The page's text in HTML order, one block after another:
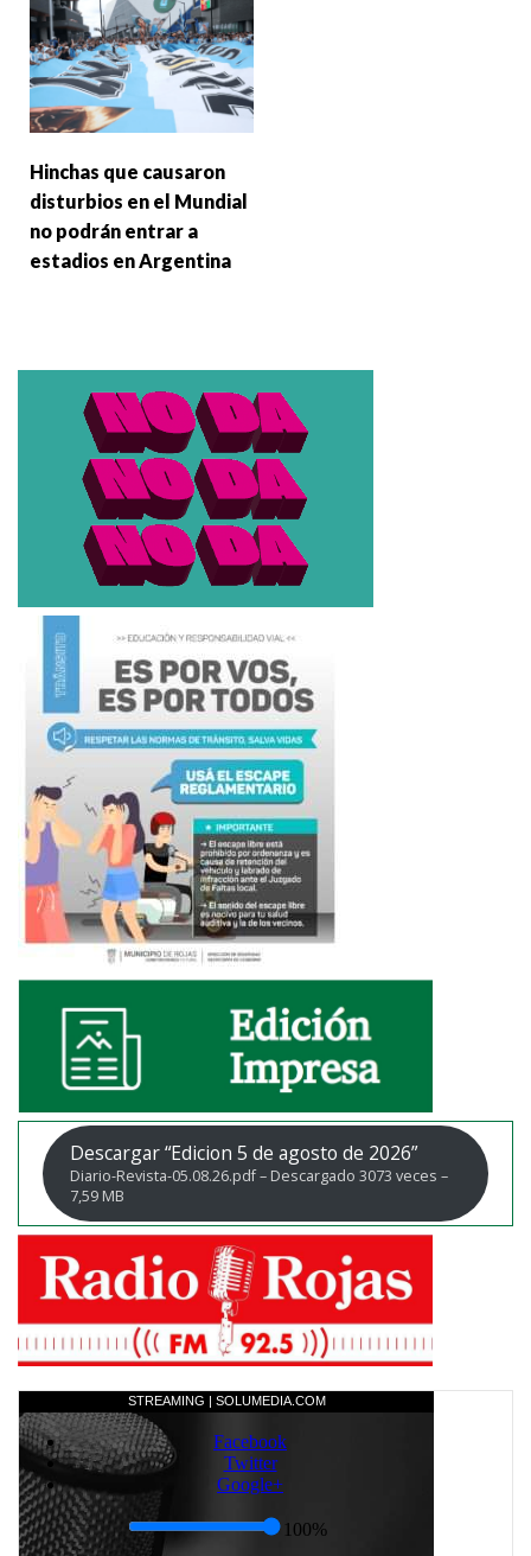
Hinchas que causaron
disturbios en el Mundial
no podrán entrar a
estadios en Argentina
Descargar “Edicion 5 de agosto de 2026”
Diario-Revista-05.08.26.pdf – Descargado 3073 veces –
7,59 MB